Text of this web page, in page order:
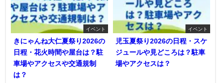
イベント
きにゃんね大仁夏祭り2026の
日程・花火時間や屋台は？駐
車場やアクセスや交通規制
は？
イベント
児玉夏祭り2026の日程・スケ
ジュールや見どころは？駐車
場やアクセスは？